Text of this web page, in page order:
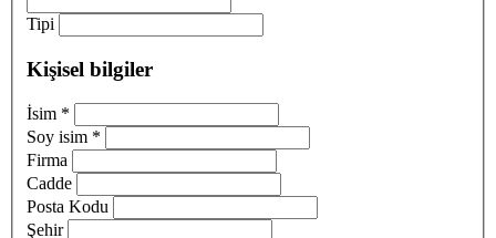
Tipi
Kişisel bilgiler
İsim *
Soy isim *
Firma
Cadde
Posta Kodu
Şehir